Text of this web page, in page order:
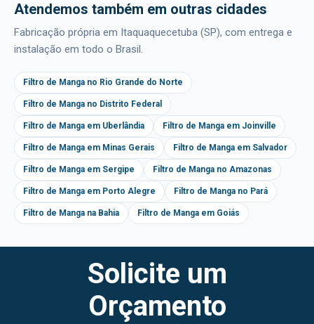
Atendemos também em outras cidades
Fabricação própria em Itaquaquecetuba (SP), com entrega e
instalação em todo o Brasil.
Filtro de Manga no Rio Grande do Norte
Filtro de Manga no Distrito Federal
Filtro de Manga em Uberlândia Filtro de Manga em Joinville
Filtro de Manga em Minas Gerais Filtro de Manga em Salvador
Filtro de Manga em Sergipe Filtro de Manga no Amazonas
Filtro de Manga em Porto Alegre Filtro de Manga no Pará
Filtro de Manga na Bahia Filtro de Manga em Goiás
Solicite um
Orçamento